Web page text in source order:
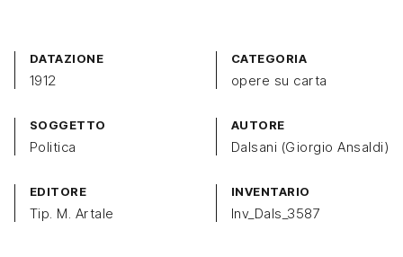
DATAZIONE
1912
CATEGORIA
opere su carta
SOGGETTO
Politica
AUTORE
Dalsani (Giorgio Ansaldi)
EDITORE
Tip. M. Artale
INVENTARIO
Inv_Dals_3587